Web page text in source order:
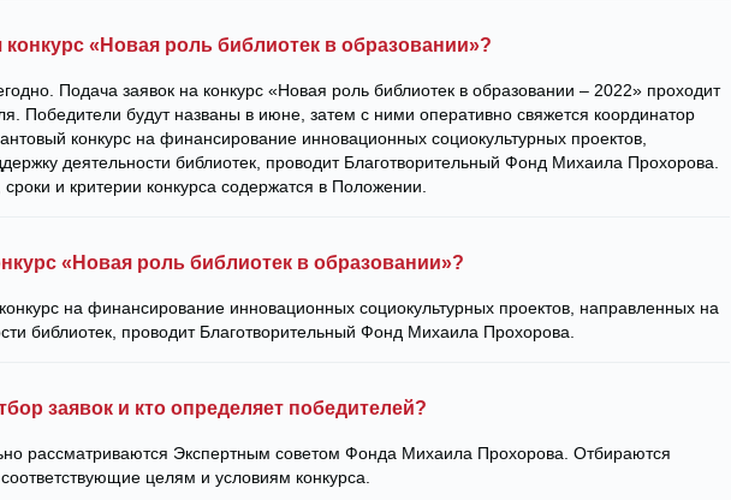
конкурс «Новая роль библиотек в образовании»?
Подача заявок на конкурс «Новая роль библиотек в образовании – 2022» проходит
Победители будут названы в июне, затем с ними оперативно свяжется координатор
конкурс на финансирование инновационных социокультурных проектов,
деятельности библиотек, проводит Благотворительный Фонд Михаила Прохорова.
и критерии конкурса содержатся в Положении.
«Новая роль библиотек в образовании»?
на финансирование инновационных социокультурных проектов, направленных на
библиотек, проводит Благотворительный Фонд Михаила Прохорова.
заявок и кто определяет победителей?
рассматриваются Экспертным советом Фонда Михаила Прохорова. Отбираются
целям и условиям конкурса.